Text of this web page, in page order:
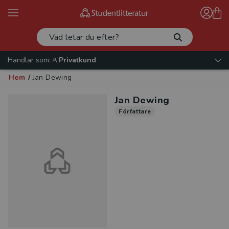
Handlar som:
Privatkund
Hem / Jan Dewing
Jan Dewing
Författare